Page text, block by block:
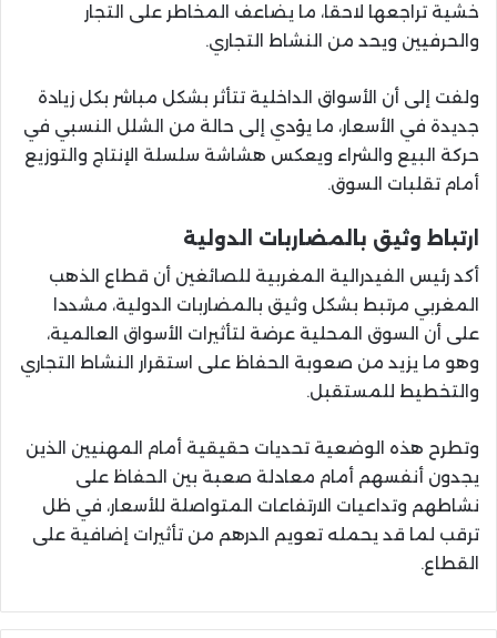
خشية تراجعها لاحقا، ما يضاعف المخاطر على التجار
والحرفيين ويحد من النشاط التجاري.
ولفت إلى أن الأسواق الداخلية تتأثر بشكل مباشر بكل زيادة
جديدة في الأسعار، ما يؤدي إلى حالة من الشلل النسبي في
حركة البيع والشراء ويعكس هشاشة سلسلة الإنتاج والتوزيع
أمام تقلبات السوق.
ارتباط وثيق بالمضاربات الدولية
أكد رئيس الفيدرالية المغربية للصائغين أن قطاع الذهب
المغربي مرتبط بشكل وثيق بالمضاربات الدولية، مشددا
على أن السوق المحلية عرضة لتأثيرات الأسواق العالمية،
وهو ما يزيد من صعوبة الحفاظ على استقرار النشاط التجاري
والتخطيط للمستقبل.
وتطرح هذه الوضعية تحديات حقيقية أمام المهنيين الذين
يجدون أنفسهم أمام معادلة صعبة بين الحفاظ على
نشاطهم وتداعيات الارتفاعات المتواصلة للأسعار، في ظل
ترقب لما قد يحمله تعويم الدرهم من تأثيرات إضافية على
القطاع.